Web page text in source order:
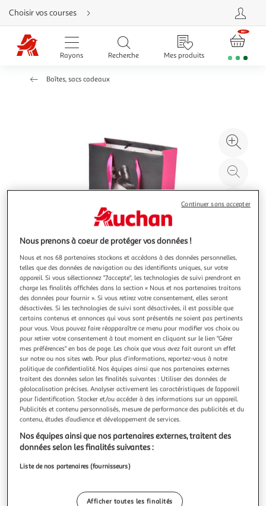
Aller
directement
au
contenu
Aller
directement
Aller
Choisir vos courses
Rayons Recherche Mes produits
Boîtes, sacs cadeaux
à
HOMEA
Sac cadeau imprimé fashion 29cm gris & rose
Informations Techniques : Dimensions : L. 22 x l. 9 x H. 29
cm Matière : Papier Spécificités : Pratique & Utile Sac
Cadeau Poignée & Ruban inclus A Motifs Facile d'entretien
& d'utilisation Couleur : Gris & Rose
En savoir +
Vendu par Paris Prix
Livr. ou retrait dès 3/4 jours
A partir de 7,99€
Plus d'options
Nous prenons à coeur de protéger vos données !
Nous et nos 68 partenaires stockons et accédons à des données personnelles,
telles que des données de navigation ou des identifiants uniques, sur votre
appareil. Si vous sélectionnez "J'accepte", les technologies de suivi prendront en
charge les finalités affichées dans la section « Nous et nos partenaires traitons
des données pour fournir ». Si vous retirez votre consentement, elles seront
désactivées. Si les technologies de suivi sont désactivées, il est possible que
certains contenus et annonces qui vous sont présentés ne soient pas pertinents
pour vous. Vous pouvez faire réapparaître ce menu pour modifier vos choix ou
pour retirer votre consentement à tout moment en cliquant sur le lien "Gérer
mes préférences" en bas de page. Les choix que vous avez fait auront un effet
sur notre ou nos sites web. Pour plus d’informations, reportez-vous à notre
politique de confidentialité. Nos équipes ainsi que nos partenaires externes
traitent des données selon les finalités suivantes : Utiliser des données de
géolocalisation précises. Analyser activement les caractéristiques de l’appareil
pour l’identification. Stocker et/ou accéder à des informations sur un appareil.
Publicités et contenu personnalisés, mesure de performance des publicités et du
contenu, études d’audience et développement de services.
Nos équipes ainsi que nos partenaires externes, traitent des
données selon les finalités suivantes :
Liste de nos partenaires (fournisseurs)
Afficher toutes les finalités
Continuer sans accepter